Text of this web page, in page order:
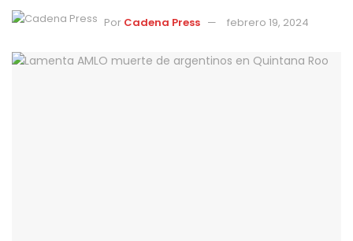
Por Cadena Press febrero 19, 2024